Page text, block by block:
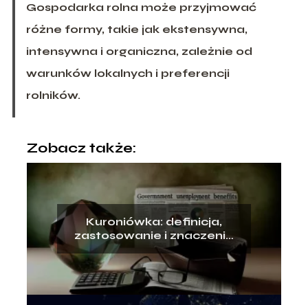
Gospodarka rolna może przyjmować
różne formy, takie jak ekstensywna,
intensywna i organiczna, zależnie od
warunków lokalnych i preferencji
rolników.
Zobacz także:
Kuroniówka: definicja,
zastosowanie i znaczenie
w kontekście opieki
zdrowotne